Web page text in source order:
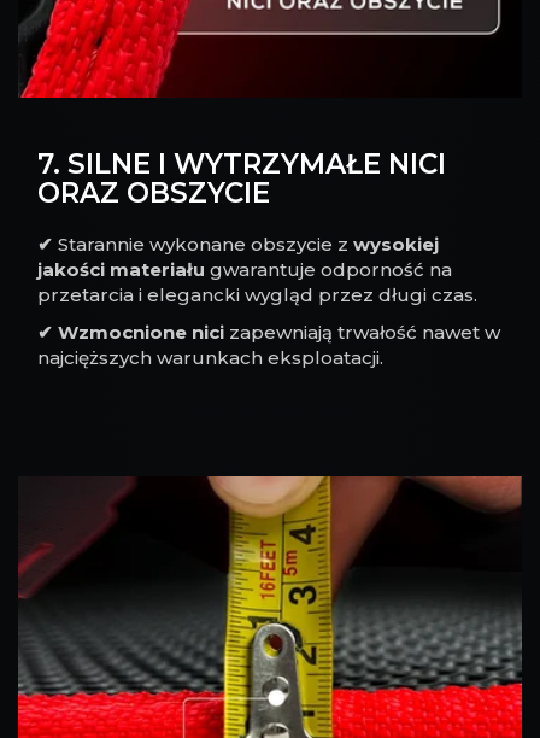
7. SILNE I WYTRZYMAŁE NICI
ORAZ OBSZYCIE
✔ Starannie wykonane obszycie z wysokiej
jakości materiału gwarantuje odporność na
przetarcia i elegancki wygląd przez długi czas.
✔ Wzmocnione nici zapewniają trwałość nawet w
najcięższych warunkach eksploatacji.